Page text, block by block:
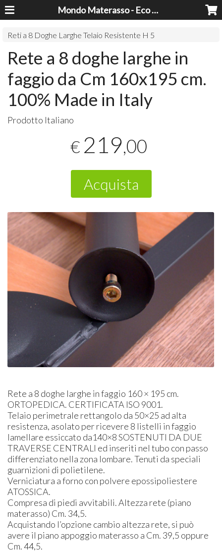
Mondo Materasso - Eco Dreams srl
Reti a 8 Doghe Larghe Telaio Resistente H 5
Rete a 8 doghe larghe in
faggio da Cm 160x195 cm.
100% Made in Italy
Prodotto Italiano
€ 219,00
Acquista
Rete a 8 doghe larghe in faggio 160 × 195 cm.
ORTOPEDICA. CERTIFICATA ISO 9001.
Telaio perimetrale rettangolo da 50×25 ad alta
resistenza, asolato per ricevere 8 listelli in faggio
lamellare essiccato da140×8SOSTENUTI DA DUE
TRAVERSE CENTRALI ed inseriti nel tubo con passo
differenziato nella zona lombare. Tenuti da speciali
guarnizioni di polietilene.
Verniciatura a forno con polvere epossipoliestere
ATOSSICA.
Compresa di piedi avvitabili. Altezza rete (piano
materasso) Cm. 34,5.
Acquistando l’opzione cambio altezza rete, si può
avere il piano appoggio materasso a Cm. 39,5 oppure
Cm. 44,5.